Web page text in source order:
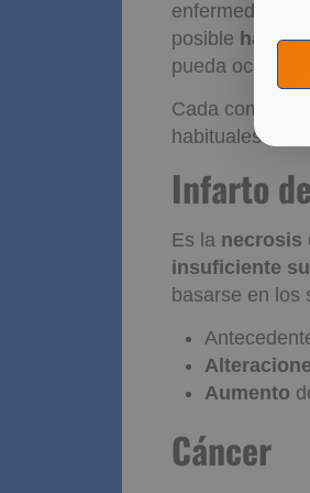
enfermedades
posible hacer
pueda ocasionar.
Cada
habituales:
Infarto
Es la necrosis
insuficiente
basarse en los
Aumento
Cáncer